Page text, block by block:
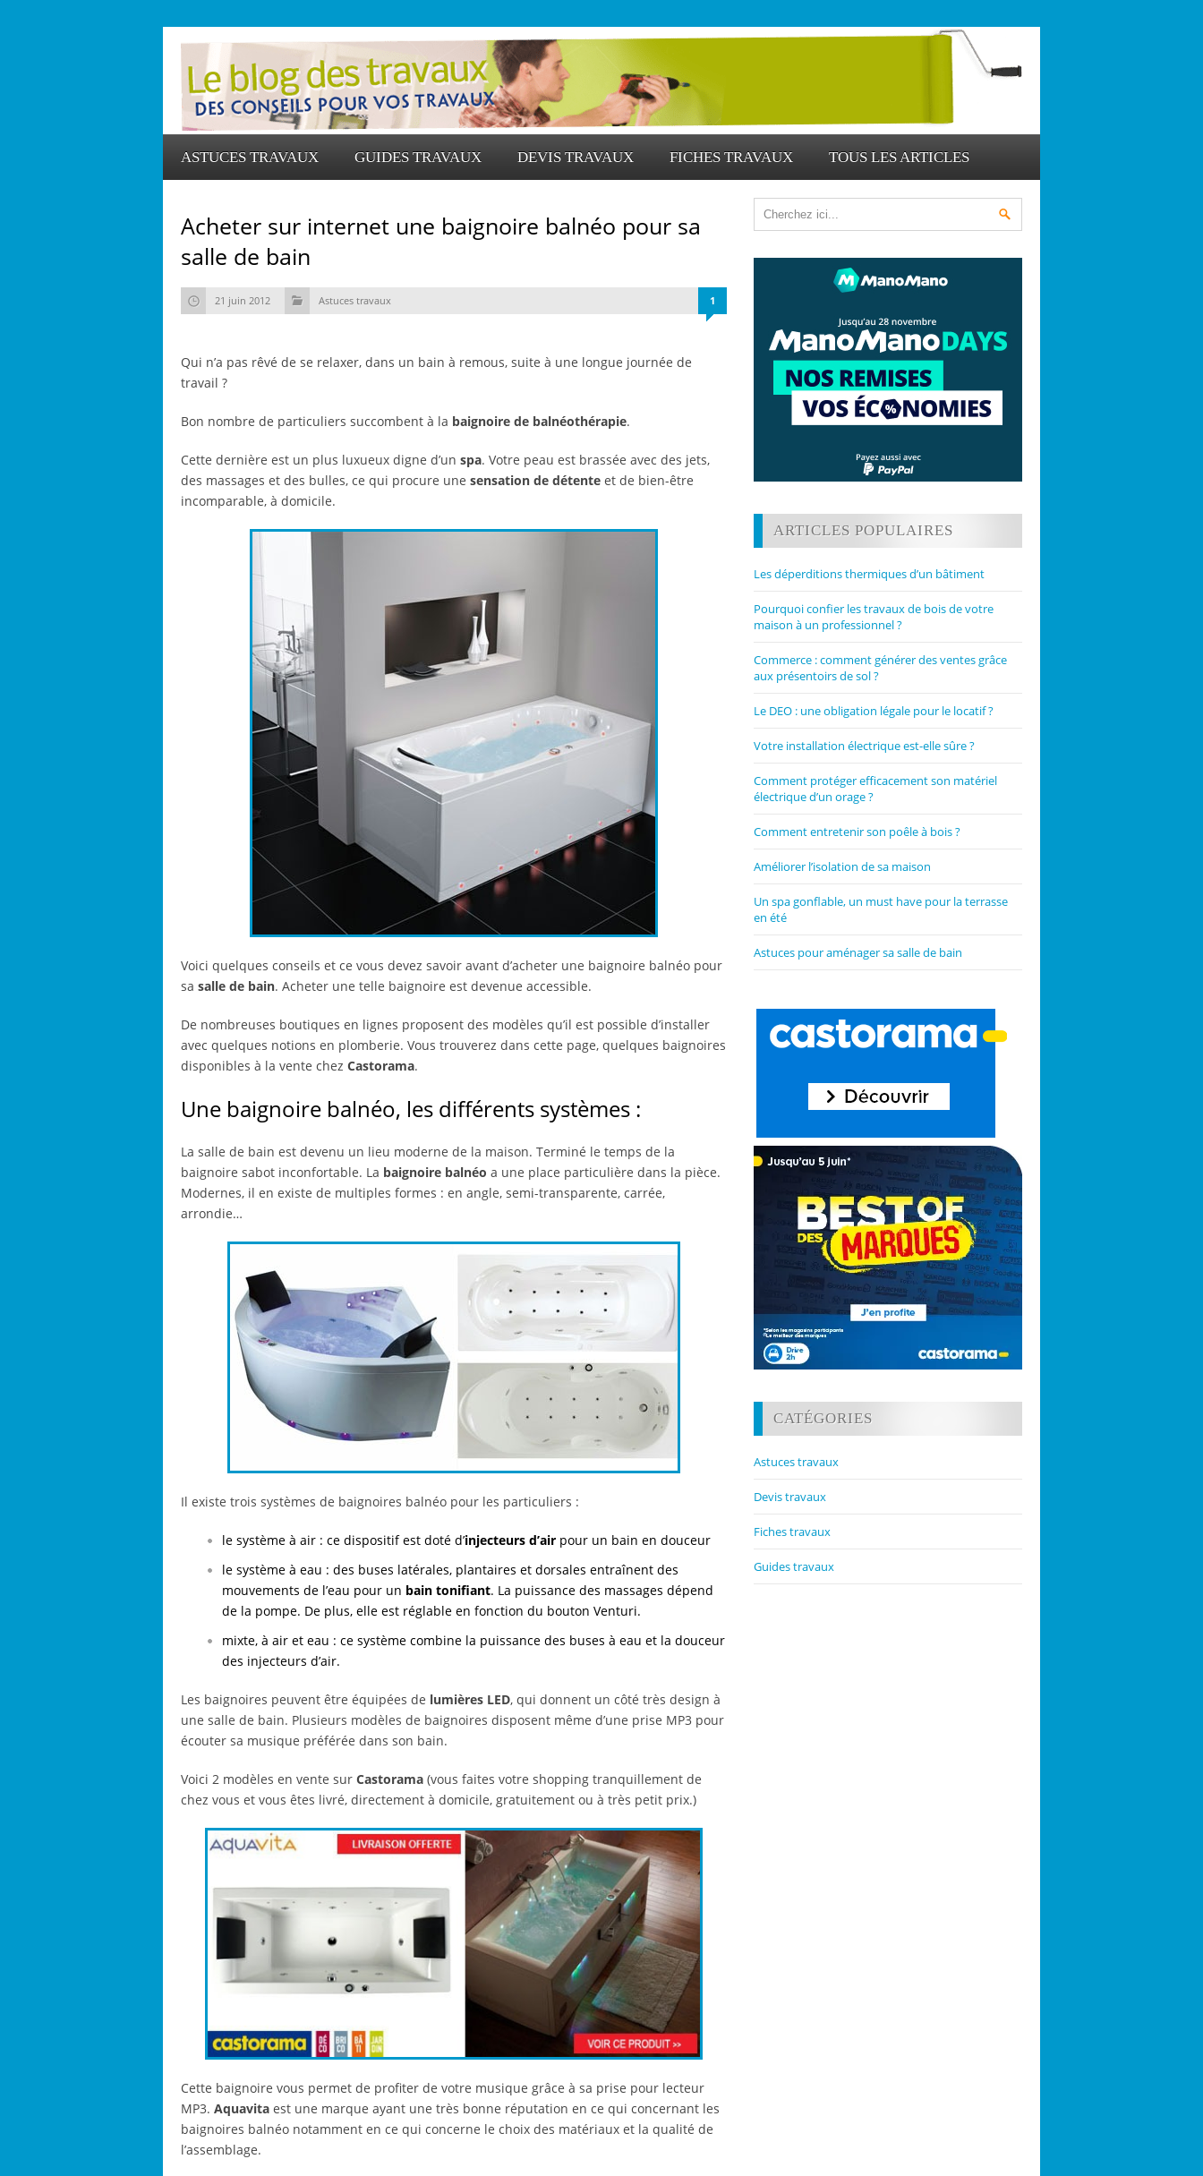
ASTUCES TRAVAUX GUIDES TRAVAUX DEVIS TRAVAUX FICHES TRAVAUX TOUS LES ARTICLES
Acheter sur internet une baignoire balnéo pour sa
salle de bain
21 juin 2012 Astuces travaux 1
Qui n’a pas rêvé de se relaxer, dans un bain à remous, suite à une longue journée de
travail ?
Bon nombre de particuliers succombent à la baignoire de balnéothérapie.
Cette dernière est un plus luxueux digne d’un spa. Votre peau est brassée avec des jets,
des massages et des bulles, ce qui procure une sensation de détente et de bien-être
incomparable, à domicile.
Voici quelques conseils et ce vous devez savoir avant d’acheter une baignoire balnéo pour
sa salle de bain. Acheter une telle baignoire est devenue accessible.
De nombreuses boutiques en lignes proposent des modèles qu’il est possible d’installer
avec quelques notions en plomberie. Vous trouverez dans cette page, quelques baignoires
disponibles à la vente chez Castorama.
Une baignoire balnéo, les différents systèmes :
La salle de bain est devenu un lieu moderne de la maison. Terminé le temps de la
baignoire sabot inconfortable. La baignoire balnéo a une place particulière dans la pièce.
Modernes, il en existe de multiples formes : en angle, semi-transparente, carrée,
arrondie…
Il existe trois systèmes de baignoires balnéo pour les particuliers :
le système à air : ce dispositif est doté d’injecteurs d’air pour un bain en douceur
le système à eau : des buses latérales, plantaires et dorsales entraînent des
mouvements de l’eau pour un bain tonifiant. La puissance des massages dépend
de la pompe. De plus, elle est réglable en fonction du bouton Venturi.
mixte, à air et eau : ce système combine la puissance des buses à eau et la douceur
des injecteurs d’air.
Les baignoires peuvent être équipées de lumières LED, qui donnent un côté très design à
une salle de bain. Plusieurs modèles de baignoires disposent même d’une prise MP3 pour
écouter sa musique préférée dans son bain.
Voici 2 modèles en vente sur Castorama (vous faites votre shopping tranquillement de
chez vous et vous êtes livré, directement à domicile, gratuitement ou à très petit prix.)
Cette baignoire vous permet de profiter de votre musique grâce à sa prise pour lecteur
MP3. Aquavita est une marque ayant une très bonne réputation en ce qui concernant les
baignoires balnéo notamment en ce qui concerne le choix des matériaux et la qualité de
l’assemblage.
ARTICLES POPULAIRES
Les déperditions thermiques d’un bâtiment
Pourquoi confier les travaux de bois de votre
maison à un professionnel ?
Commerce : comment générer des ventes grâce
aux présentoirs de sol ?
Le DEO : une obligation légale pour le locatif ?
Votre installation électrique est-elle sûre ?
Comment protéger efficacement son matériel
électrique d’un orage ?
Comment entretenir son poêle à bois ?
Améliorer l’isolation de sa maison
Un spa gonflable, un must have pour la terrasse
en été
Astuces pour aménager sa salle de bain
CATÉGORIES
Astuces travaux
Devis travaux
Fiches travaux
Guides travaux